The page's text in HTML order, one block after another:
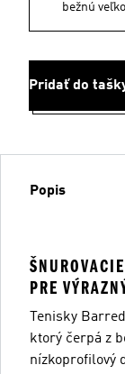
bežnú
Pridať do
Popis
PRE
Tenisky
ktorý čerpá z
nízkoprofilový